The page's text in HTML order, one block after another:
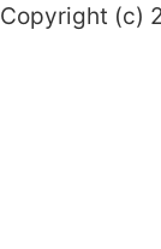
Copyright (c)